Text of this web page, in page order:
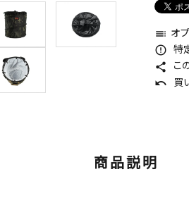
toc オ
error_outline 特
share こ
undo 買
商品説明